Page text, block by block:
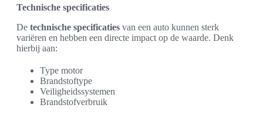
Technische specificaties
De technische specificaties van een auto kunnen sterk
variëren en hebben een directe impact op de waarde. Denk
hierbij aan:
Type motor
Brandstoftype
Veiligheidssystemen
Brandstofverbruik